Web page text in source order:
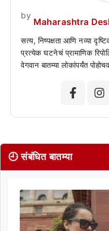
by
Maharashtra
सत्य, निष्पक्षता आणि नव्या
प्रत्येक घटनेचं प्रामाणिक
वेगवान बातम्या लोकांपर्यंत
🕘 संबंधित बातम्या